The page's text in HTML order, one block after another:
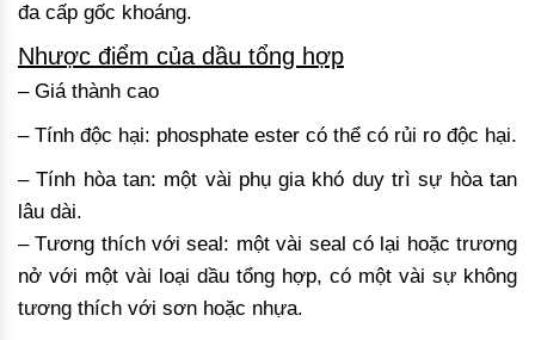
đa cấp gốc khoáng.
Nhược điểm của dầu tổng hợp
– Giá thành cao
– Tính độc hại: phosphate ester có thể có rủi ro độc hại.
– Tính hòa tan: một vài phụ gia khó duy trì sự hòa tan
lâu dài.
– Tương thích với seal: một vài seal có lại hoặc trương
nở với một vài loại dầu tổng hợp, có một vài sự không
tương thích với sơn hoặc nhựa.